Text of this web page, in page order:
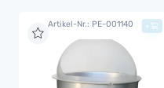
Artikel-Nr.: PE-001140 +